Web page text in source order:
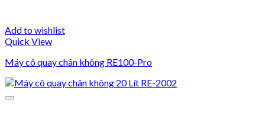
Add to wishlist
Quick View
Máy cô quay chân không RE100-Pro